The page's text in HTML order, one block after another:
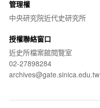
管理權
中央研究院近代史研究所
授權聯絡窗口
近史所檔案館閱覽室
02-27898284
archives@gate.sinica.edu.tw